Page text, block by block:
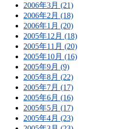
2006年3月 (21)
2006年2月 (18)
2006年1月 (20)
2005年12月 (18)
2005年11月 (20)
2005年10月 (16)
2005年9月 (9)
2005年8月 (22)
2005年7月 (17)
2005年6月 (16)
2005年5月 (17)
2005年4月 (23)